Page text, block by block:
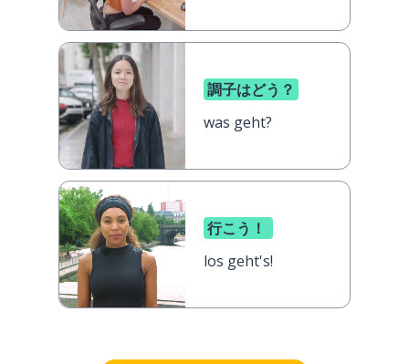
調子はどう？
was geht?
行こう！
los geht's!